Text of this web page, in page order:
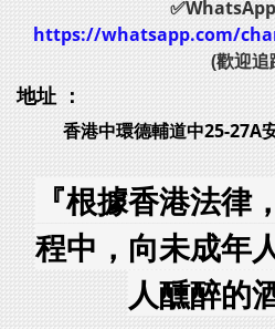
✅WhatsApp
https://whatsapp.com/
(歡迎追
地址 ：
香港中環德輔道中25-27A
『根據香港法律
程中，向未成年
人醺醉的